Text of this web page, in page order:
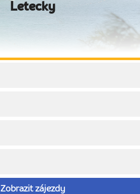
Letecky
Zobrazit zájezdy